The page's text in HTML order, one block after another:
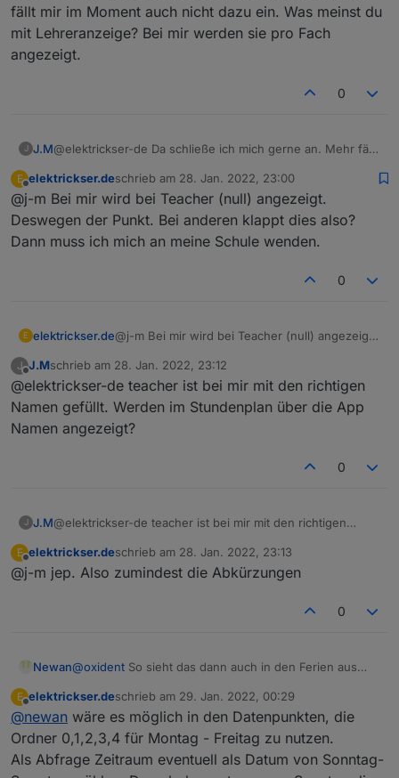
fällt mir im Moment auch nicht dazu ein. Was meinst du
mit Lehreranzeige? Bei mir werden sie pro Fach
angezeigt.
0
J J.M@elektrickser-de Da schließe ich mich gerne an. Mehr fällt
Lehreranzeige? Bei mir werden sie pro Fach angezeigt.
E
Offline
elektrickser.deschrieb am 28. Jan. 2022, 23:00
zuletzt editiert von
@j-m Bei mir wird bei Teacher (null) angezeigt.
Deswegen der Punkt. Bei anderen klappt dies also?
Dann muss ich mich an meine Schule wenden.
0
E elektrickser.de@j-m Bei mir wird bei Teacher (null) angezeigt.
also?
Dann muss ich mich an meine Schule wenden.
J
Offline
J.Mschrieb am 28. Jan. 2022, 23:12
zuletzt editiert von
@elektrickser-de teacher ist bei mir mit den richtigen
Namen gefüllt. Werden im Stundenplan über die App
Namen angezeigt?
0
J J.M@elektrickser-de teacher ist bei mir mit den richtigen
Namen angezeigt?
E
Offline
elektrickser.deschrieb am 28. Jan. 2022, 23:13
zuletzt editiert von
@j-m jep. Also zumindest die Abkürzungen
0
Newan@oxident So sieht das dann auch in den Ferien aus
sich. Für mich wäre das ok.
E elektrickser.deschrieb am 29. Jan. 2022, 00:29
zuletzt editiert von
@newan wäre es möglich in den Datenpunkten, die
Ordner 0,1,2,3,4 für Montag - Freitag zu nutzen.
Als Abfrage Zeitraum eventuell als Datum von Sonntag-